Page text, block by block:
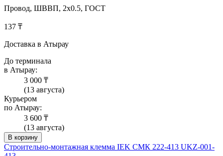
Провод, ШВВП, 2х0.5, ГОСТ
137 ₸
Доставка в Атырау
До терминала
в Атырау:
3 000 ₸
(13 августа)
Курьером
по Атырау:
3 600 ₸
(13 августа)
В корзину
Строительно-монтажная клемма IEK СМК 222-413 UKZ-001-